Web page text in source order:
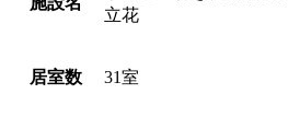
立花
居室数 31室